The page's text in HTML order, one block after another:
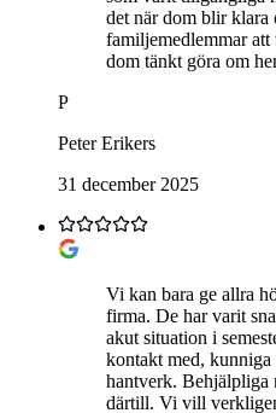
det när dom blir klara
familjemedlemmar
dom tänkt göra om
P
Peter Erikers
31 december 2025
Vi kan bara ge allra
firma. De har varit
akut situation i
kontakt med,
hantverk. Behjälpliga
därtill. Vi vill